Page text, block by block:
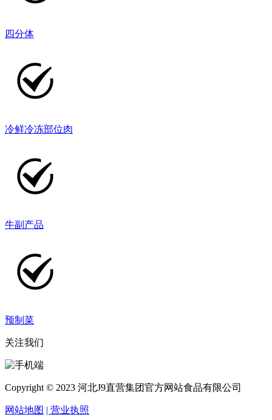
四分体
冷鲜冷冻部位肉
牛副产品
预制菜
关注我们
Copyright © 2023 河北J9直营集团官方网站食品有限公司
网站地图 | 营业执照